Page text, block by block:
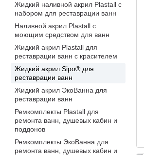
Жидкий наливной акрил Plastall с
набором для реставрации ванн
Наливной акрил Plastall с
моющим средством для ванн
Жидкий акрил Plastall для
реставрации ванн с красителем
Жидкий акрил Sipo® для
реставрации ванн
Жидкий акрил ЭкоВанна для
реставрации ванн
Ремкомплекты Plastall для
ремонта ванн, душевых кабин и
поддонов
Ремкомплекты ЭкоВанна для
ремонта ванн, душевых кабин и